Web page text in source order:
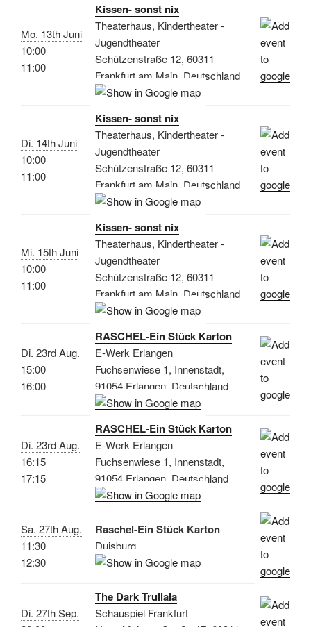
Mo. 13th Juni
10:00
11:00
Kissen- sonst nix
Theaterhaus, Kindertheater -
Jugendtheater
Schützenstraße 12, 60311
Frankfurt am Main, Deutschland
Di. 14th Juni
10:00
11:00
Kissen- sonst nix
Theaterhaus, Kindertheater -
Jugendtheater
Schützenstraße 12, 60311
Frankfurt am Main, Deutschland
Mi. 15th Juni
10:00
11:00
Kissen- sonst nix
Theaterhaus, Kindertheater -
Jugendtheater
Schützenstraße 12, 60311
Frankfurt am Main, Deutschland
Di. 23rd Aug.
15:00
16:00
RASCHEL-Ein Stück Karton
E-Werk Erlangen
Fuchsenwiese 1, Innenstadt,
91054 Erlangen, Deutschland
Di. 23rd Aug.
16:15
17:15
RASCHEL-Ein Stück Karton
E-Werk Erlangen
Fuchsenwiese 1, Innenstadt,
91054 Erlangen, Deutschland
Sa. 27th Aug.
11:30
12:30
Raschel-Ein Stück Karton
Duisburg
Di. 27th Sep.
The Dark Trullala
Schauspiel Frankfurt